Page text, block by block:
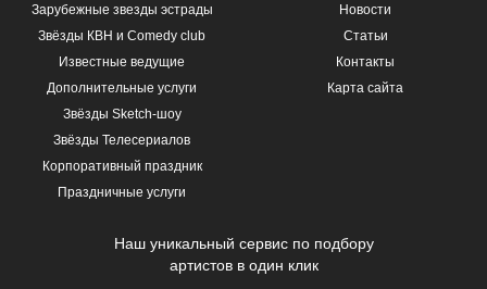
Зарубежные звезды эстрады
Звёзды КВН и Comedy club
Известные ведущие
Дополнительные услуги
Звёзды Sketch-шоу
Звёзды Телесериалов
Корпоративный праздник
Праздничные услуги
Новости
Статьи
Контакты
Карта сайта
Наш уникальный сервис по подбору
артистов в один клик